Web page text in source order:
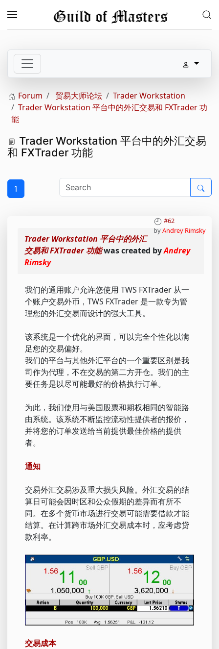
Skip to main content
Forum 贸易大师论坛
Trader Workstation
Trader Workstation 平台中的外汇交易和 FXTrader 功
能
Trader Workstation 平台中的外汇交易
和 FXTrader 功能
1
#62
byAndrey Rimsky
Trader Workstation 平台中的外汇
交易和 FXTrader 功能was created byAndrey
Rimsky
我们的通用账户允许您使用 TWS FXTrader 从一
个账户交易外币，TWS FXTrader 是一款专为管
理您的外汇交易而设计的强大工具。
该系统是一个优化的界面，可以完全个性化以满
足您的交易偏好。
我们的平台与其他外汇平台的一个重要区别是我
司作为代理，不在交易的第二方开仓。我们的主
要任务是以尽可能最好的价格执行订单。
为此，我们使用与美国股票和期权相同的智能路
由系统。该系统不断监控流动性提供者的报价，
并将您的订单发送给当前提供最佳价格的提供
者。
通知
交易外汇交易涉及重大损失风险。外汇交易的结
算日可能会因时区和公众假期的差异而有所不
同。在多个货币市场进行交易可能需要借款才能
结算。在计算跨市场外汇交易成本时，应考虑贷
款利率。
交易成本